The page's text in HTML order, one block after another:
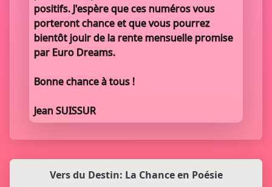
positifs. J'espère que ces numéros vous
porteront chance et que vous pourrez
bientôt jouir de la rente mensuelle promise
par Euro Dreams.
Bonne chance à tous !
Jean SUISSUR
Vers du Destin: La Chance en Poésie